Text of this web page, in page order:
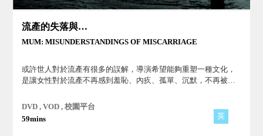
流產的失落與創傷
MUM: MISUNDERSTANDINGS OF MISCARRIAGE
或許世人對於流產有很多的誤解，導演希望能夠重塑一種文化，
是讓女性對於流產不再感到羞恥、內疚、孤單、沉默，不再被污
常之事。
DVD , VOD , 校園平台
59mins
英